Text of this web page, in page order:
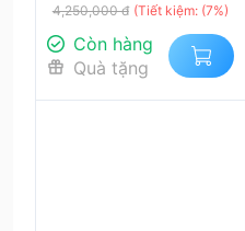
4,250,000 đ (Tiết kiệm: (7%)
Còn hàng
Quà tặng